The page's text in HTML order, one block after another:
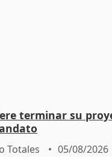
terminar su
Totales 05/08/2026